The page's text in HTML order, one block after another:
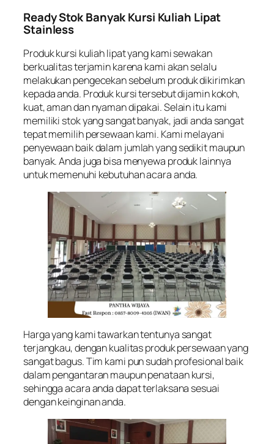
Ready Stok Banyak Kursi Kuliah Lipat
Stainless
Produk kursi kuliah lipat yang kami sewakan
berkualitas terjamin karena kami akan selalu
melakukan pengecekan sebelum produk dikirimkan
kepada anda. Produk kursi tersebut dijamin kokoh,
kuat, aman dan nyaman dipakai. Selain itu kami
memiliki stok yang sangat banyak, jadi anda sangat
tepat memilih persewaan kami. Kami melayani
penyewaan baik dalam jumlah yang sedikit maupun
banyak. Anda juga bisa menyewa produk lainnya
untuk memenuhi kebutuhan acara anda.
Harga yang kami tawarkan tentunya sangat
terjangkau, dengan kualitas produk persewaan yang
sangat bagus. Tim kami pun sudah profesional baik
dalam pengantaran maupun penataan kursi,
sehingga acara anda dapat terlaksana sesuai
dengan keinginan anda.